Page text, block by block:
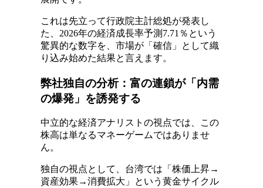
これは先立って行政院主計総処が発表し
た、2026年の経済成長率予測7.71％という
驚異的な数字を、市場が「確信」として織
り込み始めた結果と言えます。
弊社独自の分析：富の連鎖が「内需
の爆発」を誘発する
中立的な経済アナリストの視点では、この
株高は単なるマネーゲームではありませ
ん。
独自の視点として、台湾では「株価上昇→
資産効果→消費拡大」という黄金サイクル